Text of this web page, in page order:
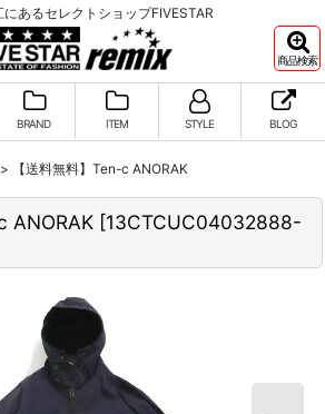
にあるセレクトショップFIVESTAR
商品検索
BRAND ITEM STYLE BLOG
> 【送料無料】Ten-c ANORAK
ANORAK [13CTCUC04032888-